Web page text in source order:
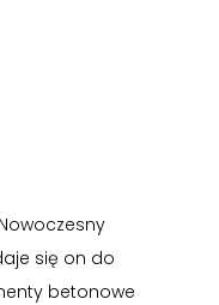
się on do
betonowe